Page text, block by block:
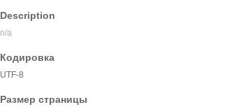
Description
n/a
Кодировка
UTF-8
Размер страницы